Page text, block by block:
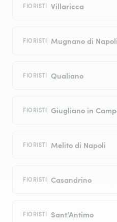
FIORISTI Villaricca
FIORISTI Mugnano di Napoli
FIORISTI Qualiano
FIORISTI Giugliano in
FIORISTI Melito di Napoli
FIORISTI Casandrino
FIORISTI Sant’Antimo